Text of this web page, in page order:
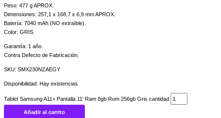
Peso: 477 g APROX.
Dimensiones: 257,1 x 168,7 x 6,9 mm APROX.
Batería: 7040 mAh (NO extraíble).
Color: GRIS.
Garantía: 1 año.
Contra Defecto de Fabricación.
SKU: SMX230NZAEGY
Disponibilidad: Hay existencias
Tablet Samsung A11+ Pantalla 11' Ram 8gb Rom 256gb Gris cantidad
Añadir al carrito